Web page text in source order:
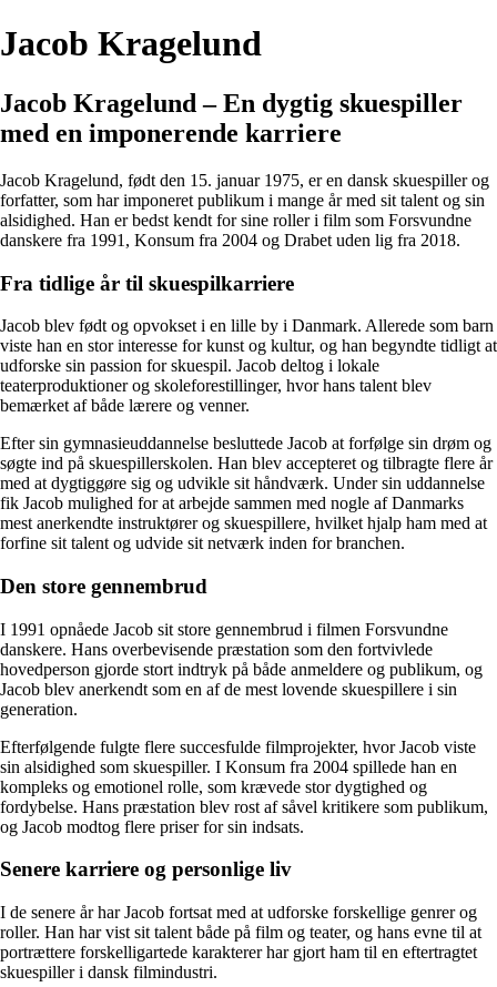
Jacob Kragelund
Jacob Kragelund – En dygtig skuespiller
med en imponerende karriere
Jacob Kragelund, født den 15. januar 1975, er en dansk skuespiller og
forfatter, som har imponeret publikum i mange år med sit talent og sin
alsidighed. Han er bedst kendt for sine roller i film som Forsvundne
danskere fra 1991, Konsum fra 2004 og Drabet uden lig fra 2018.
Fra tidlige år til skuespilkarriere
Jacob blev født og opvokset i en lille by i Danmark. Allerede som barn
viste han en stor interesse for kunst og kultur, og han begyndte tidligt at
udforske sin passion for skuespil. Jacob deltog i lokale
teaterproduktioner og skoleforestillinger, hvor hans talent blev
bemærket af både lærere og venner.
Efter sin gymnasieuddannelse besluttede Jacob at forfølge sin drøm og
søgte ind på skuespillerskolen. Han blev accepteret og tilbragte flere år
med at dygtiggøre sig og udvikle sit håndværk. Under sin uddannelse
fik Jacob mulighed for at arbejde sammen med nogle af Danmarks
mest anerkendte instruktører og skuespillere, hvilket hjalp ham med at
forfine sit talent og udvide sit netværk inden for branchen.
Den store gennembrud
I 1991 opnåede Jacob sit store gennembrud i filmen Forsvundne
danskere. Hans overbevisende præstation som den fortvivlede
hovedperson gjorde stort indtryk på både anmeldere og publikum, og
Jacob blev anerkendt som en af de mest lovende skuespillere i sin
generation.
Efterfølgende fulgte flere succesfulde filmprojekter, hvor Jacob viste
sin alsidighed som skuespiller. I Konsum fra 2004 spillede han en
kompleks og emotionel rolle, som krævede stor dygtighed og
fordybelse. Hans præstation blev rost af såvel kritikere som publikum,
og Jacob modtog flere priser for sin indsats.
Senere karriere og personlige liv
I de senere år har Jacob fortsat med at udforske forskellige genrer og
roller. Han har vist sit talent både på film og teater, og hans evne til at
portrættere forskelligartede karakterer har gjort ham til en eftertragtet
skuespiller i dansk filmindustri.